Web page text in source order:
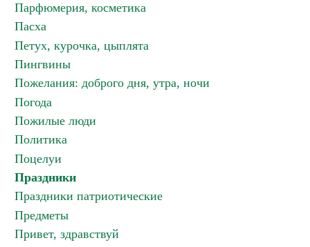
Парфюмерия, косметика
Пасха
Петух, курочка, цыплята
Пингвины
Пожелания: доброго дня, утра, ночи
Погода
Пожилые люди
Политика
Поцелуи
Праздники
Праздники патриотические
Предметы
Привет, здравствуй